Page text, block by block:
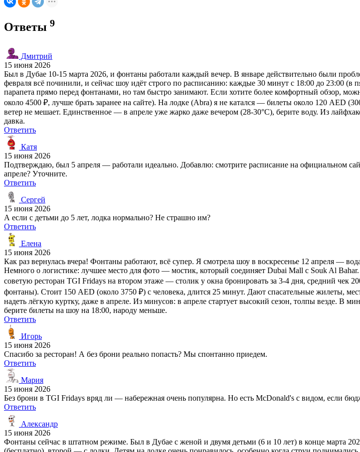
Ответы 9
Дмитрий
15 июня 2026
Был в Дубае 10-15 марта 2026, и фонтаны работали каждый вечер. В январе действительно были
февраля всё починили, и сейчас шоу идёт строго по расписанию: каждые 30 минут с 18:00 до 23:00
парапета прямо перед фонтанами, но там быстро занимают. Если хотите более комфортный обзор,
около 4500 ₽, лучше брать заранее на сайте). На лодке (Abra) я не катался — билеты около 120 AED
ветер не мешает. Единственное — в апреле уже жарко даже вечером (28-30°C), берите воду. Из
давка.
Ответить
Катя
15 июня 2026
Подтверждаю, был 5 апреля — работали идеально. Добавлю: смотрите расписание на официальном
апреле? Уточните.
Ответить
Сергей
15 июня 2026
А если с детьми до 5 лет, лодка нормально? Не страшно им?
Ответить
Елена
15 июня 2026
Как раз вернулась вчера! Фонтаны работают, всё супер. Я смотрела шоу в воскресенье 12 апреля —
Немного о логистике: лучшее место для фото — мостик, который соединяет Dubai Mall с Souk Al
советую ресторан TGI Fridays на втором этаже — столик у окна бронировать за 3-4 дня, средний чек
фонтаны). Стоит 150 AED (около 3750 ₽) с человека, длится 25 минут. Дают спасательные жилеты,
надеть лёгкую куртку, даже в апреле. Из минусов: в апреле стартует высокий сезон, толпы везде. В
берите билеты на шоу на 18:00, народу меньше.
Ответить
Игорь
15 июня 2026
Спасибо за ресторан! А без брони реально попасть? Мы спонтанно приедем.
Ответить
Мария
15 июня 2026
Без брони в TGI Fridays вряд ли — набережная очень популярна. Но есть McDonald's с видом, если
Ответить
Александр
15 июня 2026
Фонтаны сейчас в штатном режиме. Был в Дубае с женой и двумя детьми (6 и 10 лет) в конце марта